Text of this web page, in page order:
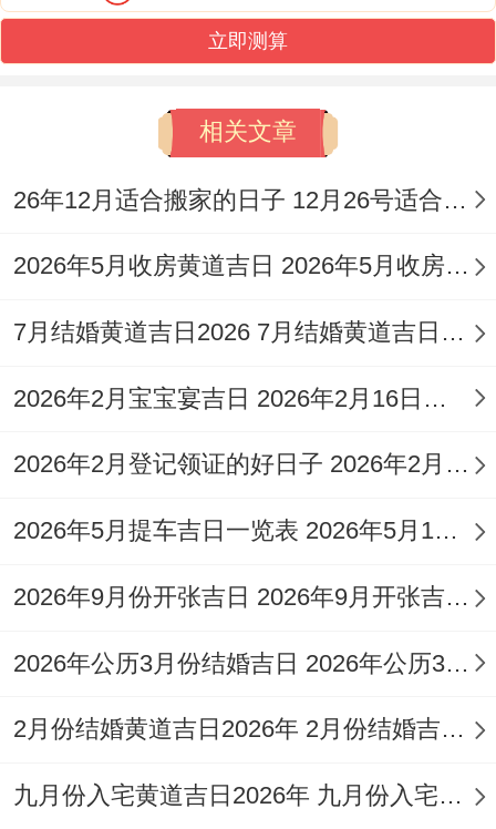
鱼，栽树、剃胎发，投资、下聘礼，盖房、
安坟，复婚、出嫁，栽种、入土，出差、出
葬，出殡、赴任，入学、火化等，但需结合
八字剔除不合因素综合选用！此日百事皆
西）及具体时辰吉凶灵活运用。
农历八月十七（阳历2026年9月27日星期
福，求嗣、开光，出行、出火，拆卸、装
修，开工、进人口，入宅、搬家，安床、上
土，除服、成服，忌讳开市，开仓、安门，
梁、合脊等屋宇核心结构工程于此日进行寓
意深远.
一） 。此日宜结婚，纳采、订婚，祭祀、祈
立即测算
相关文章
26年12月适合搬家的日子 12月26号适合搬家吗
2026年5月收房黄道吉日 2026年5月收房吉日
7月结婚黄道吉日2026 7月结婚黄道吉日一览表
2026年2月宝宝宴吉日 2026年2月16日出生的宝宝
2026年2月登记领证的好日子 2026年2月领结婚证的好日子
2026年5月提车吉日一览表 2026年5月14日
2026年9月份开张吉日 2026年9月开张吉日查询
2026年公历3月份结婚吉日 2026年公历3月31号穿长衫还是穿短袖绍兴
2月份结婚黄道吉日2026年 2月份结婚吉日2026年
九月份入宅黄道吉日2026年 九月份入宅吉日查询